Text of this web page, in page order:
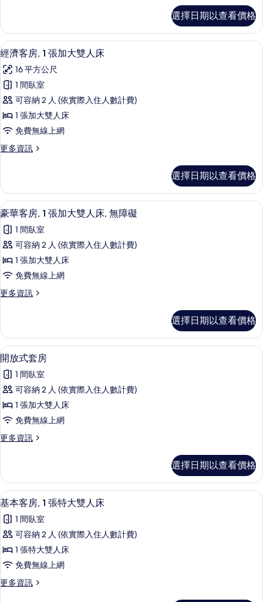
人
床
的
所
有
相
片
2
張
加
雙
人
床
的
詳
情
選擇日期以查看價格
顯
示
經
濟
客
房,
張
大
雙
人
床
的
所
有
相
經濟客房, 1 張加大雙人床 | 低過敏寢
1
經濟客房, 1 張加大雙人床
16 平方公尺
1 間臥室
可容納 2 人 (依實際入住人數計費)
1 張加大雙人床
免費無線上網
更多資訊
更
客
房,
1
加
大
人
床
詳
選擇日期以查看價格
顯
示
豪
華
客
1
加
大
雙
人
床,
無
障
礙
有
相
片
豪華客房, 1 張加大雙人床, 無障礙 |
3
豪華客房, 1 張加大雙人床, 無障礙
1 間臥室
可容納 2 人 (依實際入住人數計費)
1 張加大雙人床
免費無線上網
更多資訊
更
客
房,
1
張
加
大
人
床,
障
情
選擇日期以查看價格
顯
示
開
放
式
房
所
有
相
片
低過敏寢具、羽絨被、舒適加層、客
1
開放式套房
1 間臥室
可容納 2 人 (依實際入住人數計費)
1 張加大雙人床
免費無線上網
更多資訊
更
式
套
房
詳
情
選擇日期以查看價格
顯
示
基
本
客
1
基本客房, 1 張特大雙人床 | 低過敏寢
1
基本客房, 1 張特大雙人床
1 間臥室
可容納 2 人 (依實際入住人數計費)
1 張特大雙人床
免費無線上網
更多資訊
更